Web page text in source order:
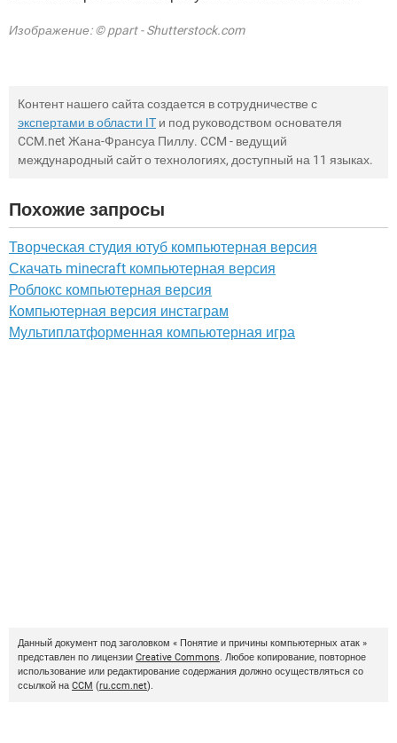
Изображение: © ppart - Shutterstock.com
Контент нашего сайта создается в сотрудничестве с
экспертами в области IT и под руководством основателя
CCM.net Жана-Франсуа Пиллу. CCM - ведущий
международный сайт о технологиях, доступный на 11 языках.
Похожие запросы
Творческая студия ютуб компьютерная версия
Скачать minecraft компьютерная версия
Роблокс компьютерная версия
Компьютерная версия инстаграм
Мультиплатформенная компьютерная игра
Данный документ под заголовком « Понятие и причины компьютерных атак »
представлен по лицензии Creative Commons. Любое копирование, повторное
использование или редактирование содержания должно осуществляться со
ссылкой на CCM (ru.ccm.net).